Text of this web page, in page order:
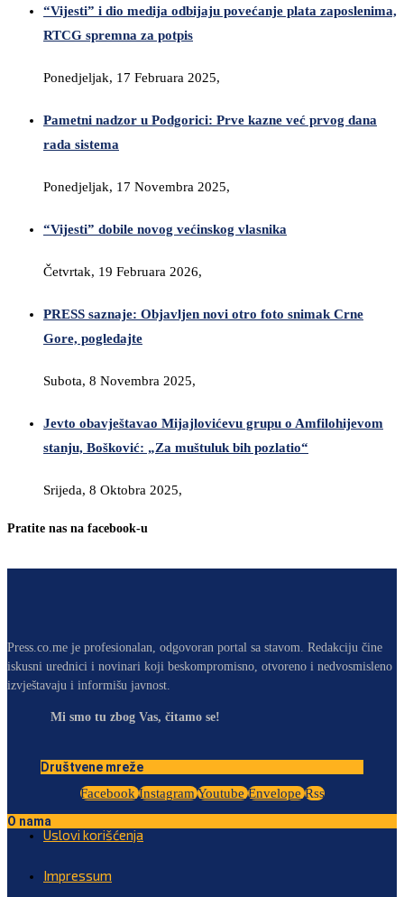
“Vijesti” i dio medija odbijaju povećanje plata zaposlenima,
RTCG spremna za potpis
Ponedjeljak, 17 Februara 2025,
Pametni nadzor u Podgorici: Prve kazne već prvog dana
rada sistema
Ponedjeljak, 17 Novembra 2025,
“Vijesti” dobile novog većinskog vlasnika
Četvrtak, 19 Februara 2026,
PRESS saznaje: Objavljen novi otro foto snimak Crne
Gore, pogledajte
Subota, 8 Novembra 2025,
Jevto obavještavao Mijajlovićevu grupu o Amfilohijevom
stanju, Bošković: „Za muštuluk bih pozlatio“
Srijeda, 8 Oktobra 2025,
Pratite nas na facebook-u
Press.co.me je profesionalan, odgovoran portal sa stavom. Redakciju čine
iskusni urednici i novinari koji beskompromisno, otvoreno i nedvosmisleno
izvještavaju i informišu javnost.
Mi smo tu zbog Vas, čitamo se!
Društvene mreže
Facebook Instagram Youtube Envelope Rss
O nama
Uslovi korišćenja
Impressum